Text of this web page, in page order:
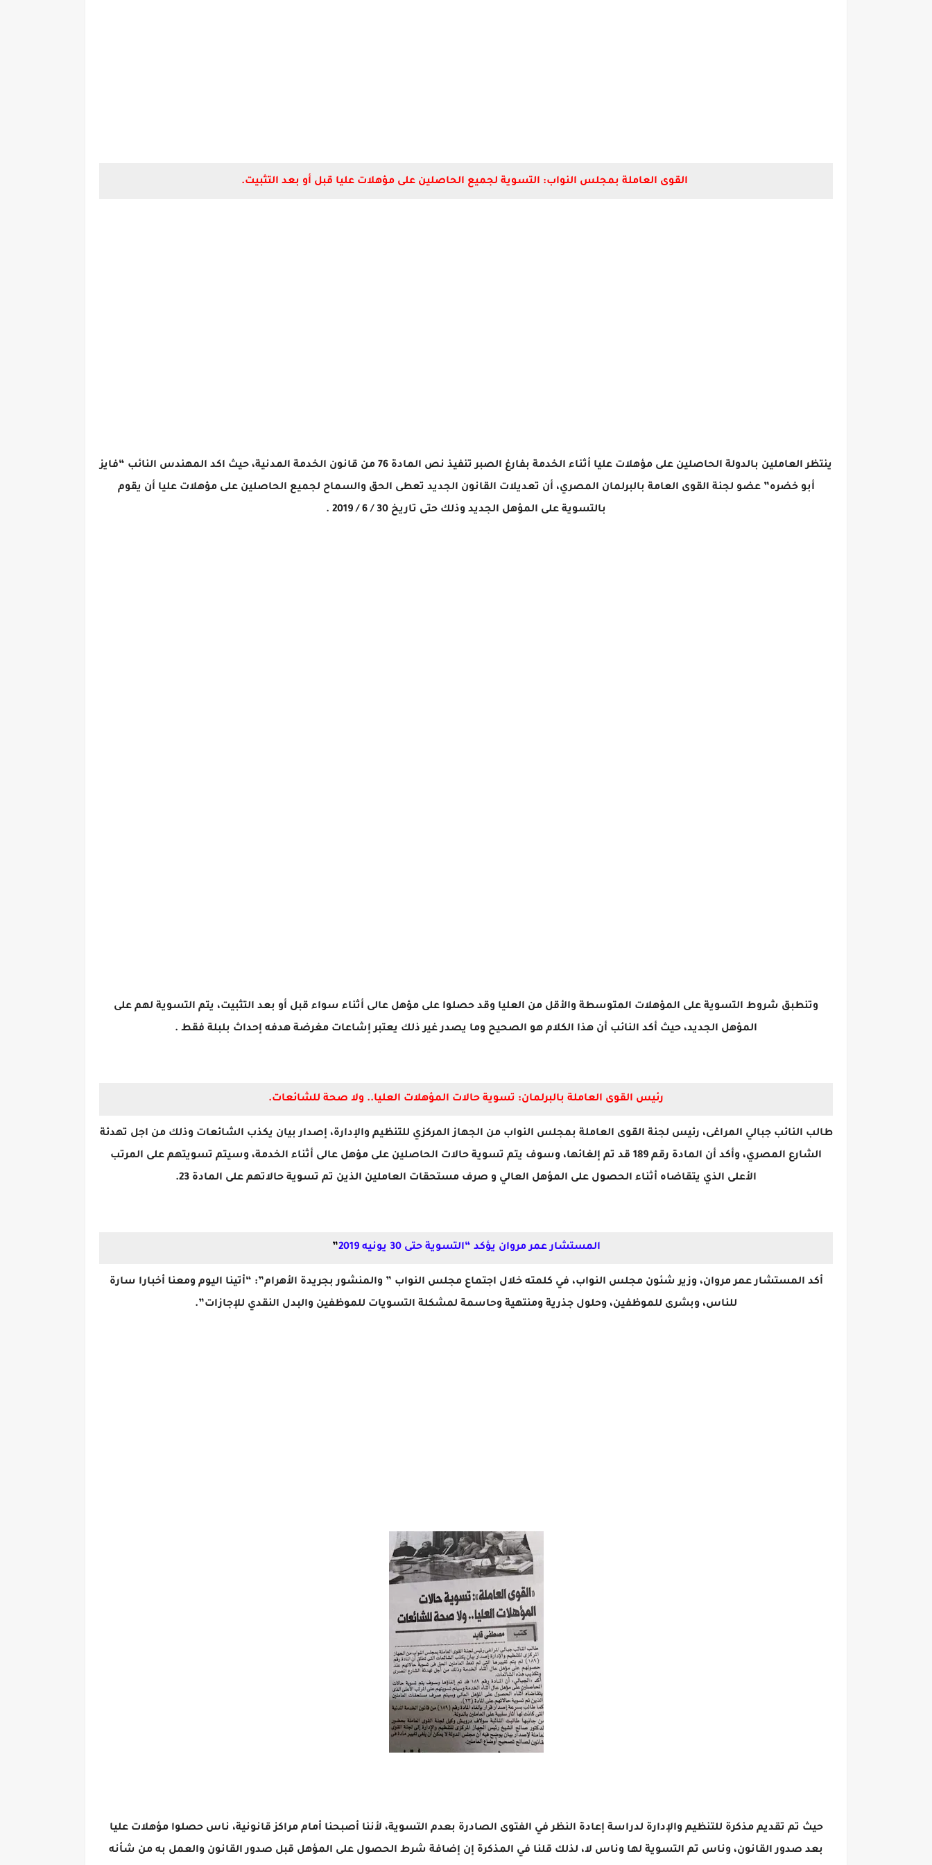
القوى العاملة بمجلس النواب: التسوية لجميع الحاصلين على مؤهلات عليا قبل أو بعد التثبيت.
ينتظر العاملين بالدولة الحاصلين على مؤهلات عليا أثناء الخدمة بفارغ الصبر تنفيذ نص المادة 76 من قانون الخدمة المدنية، حيث اكد المهندس النائب “فايز
أبو خضره” عضو لجنة القوى العامة بالبرلمان المصري، أن تعديلات القانون الجديد تعطى الحق والسماح لجميع الحاصلين على مؤهلات عليا أن يقوم
بالتسوية على المؤهل الجديد وذلك حتى تاريخ 30 / 6 / 2019 .
وتنطبق شروط التسوية على المؤهلات المتوسطة والأقل من العليا وقد حصلوا على مؤهل عالى أثناء سواء قبل أو بعد التثبيت، يتم التسوية لهم على
المؤهل الجديد، حيث أكد النائب أن هذا الكلام هو الصحيح وما يصدر غير ذلك يعتبر إشاعات مغرضة هدفه إحداث بلبلة فقط .
رئيس القوى العاملة بالبرلمان: تسوية حالات المؤهلات العليا.. ولا صحة للشائعات.
طالب النائب جبالي المراغى، رئيس لجنة القوى العاملة بمجلس النواب من الجهاز المركزي للتنظيم والإدارة، إصدار بيان يكذب الشائعات وذلك من اجل تهدئة
الشارع المصري، وأكد أن المادة رقم 189 قد تم إلغائها، وسوف يتم تسوية حالات الحاصلين على مؤهل عالى أثناء الخدمة، وسيتم تسويتهم على المرتب
الأعلى الذي يتقاضاه أثناء الحصول على المؤهل العالي و صرف مستحقات العاملين الذين تم تسوية حالاتهم على المادة 23.
المستشار عمر مروان يؤكد “التسوية حتى 30 يونيه 2019 ”
أكد المستشار عمر مروان، وزير شئون مجلس النواب، في كلمته خلال اجتماع مجلس النواب ” والمنشور بجريدة الأهرام”: “أتينا اليوم ومعنا أخبارا سارة
للناس، وبشرى للموظفين، وحلول جذرية ومنتهية وحاسمة لمشكلة التسويات للموظفين والبدل النقدي للإجازات”.
حيث تم تقديم مذكرة للتنظيم والإدارة لدراسة إعادة النظر في الفتوى الصادرة بعدم التسوية، لأننا أصبحنا أمام مراكز قانونية، ناس حصلوا مؤهلات عليا
بعد صدور القانون، وناس تم التسوية لها وناس لا، لذلك قلنا في المذكرة إن إضافة شرط الحصول على المؤهل قبل صدور القانون والعمل به من شأنه